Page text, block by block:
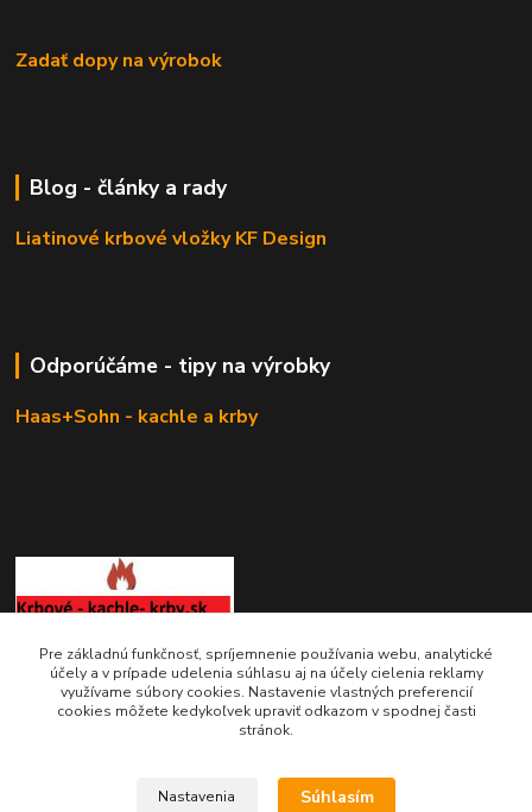
Zadať dopy na výrobok
Blog - články a rady
Liatinové krbové vložky KF Design
Odporúčáme - tipy na výrobky
Haas+Sohn - kachle a krby
KRBOVÉ - KACHLE - KRBY.SK
rbobchodsk@gmail.com
Pre základnú funkčnosť, spríjemnenie používania webu, analytické
účely a v prípade udelenia súhlasu aj na účely cielenia reklamy
využívame súbory cookies. Nastavenie vlastných preferencií
cookies môžete kedykoľvek upraviť odkazom v spodnej časti
stránok.
Nastavenia Súhlasím